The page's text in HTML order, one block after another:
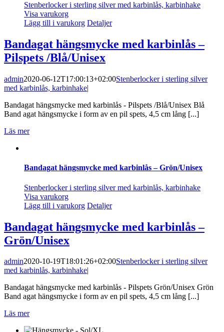
Stenberlocker i sterling silver med karbinlås, karbinhake
Visa varukorg
Lägg till i varukorg Detaljer
Bandagat hängsmycke med karbinlås –
Pilspets /Blå/Unisex
admin2020-06-12T17:00:13+02:00Stenberlocker i sterling silver
med karbinlås, karbinhake|
Bandagat hängsmycke med karbinlås - Pilspets /Blå/Unisex Blå
Band agat hängsmycke i form av en pil spets, 4,5 cm lång [...]
Läs mer
Bandagat hängsmycke med karbinlås – Grön/Unisex
Stenberlocker i sterling silver med karbinlås, karbinhake
Visa varukorg
Lägg till i varukorg Detaljer
Bandagat hängsmycke med karbinlås –
Grön/Unisex
admin2020-10-19T18:01:26+02:00Stenberlocker i sterling silver
med karbinlås, karbinhake|
Bandagat hängsmycke med karbinlås - Pilspets Grön/Unisex Grön
Band agat hängsmycke i form av en pil spets, 4,5 cm lång [...]
Läs mer